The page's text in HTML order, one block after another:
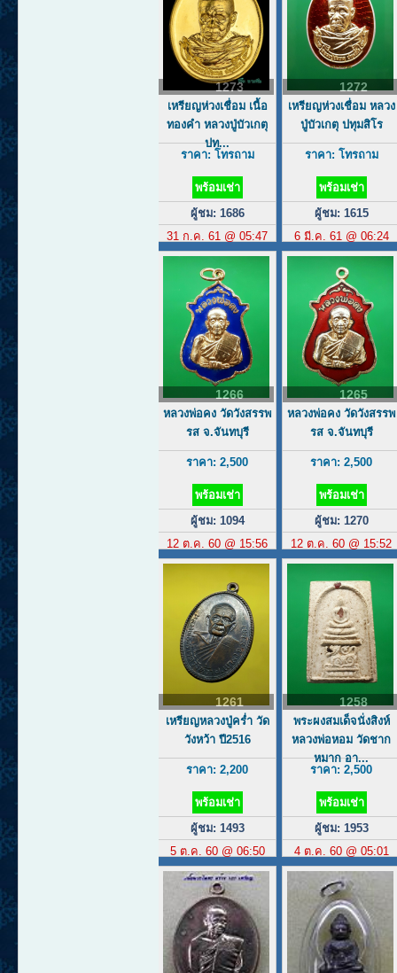
1273
เหรียญห่วงเชื่อม เนื้อ
ทองคำ หลวงปู่บัวเกตุ
ปท...
ราคา: โทรถาม
พร้อมเช่า
ผู้ชม: 1686
31 ก.ค. 61 @ 05:47
1272
เหรียญห่วงเชื่อม หลวง
ปู่บัวเกตุ ปทุมสิโร
ราคา: โทรถาม
พร้อมเช่า
ผู้ชม: 1615
6 มี.ค. 61 @ 06:24
1266
หลวงพ่อคง วัดวังสรรพ
รส จ.จันทบุรี
ราคา: 2,500
พร้อมเช่า
ผู้ชม: 1094
12 ต.ค. 60 @ 15:56
1265
หลวงพ่อคง วัดวังสรรพ
รส จ.จันทบุรี
ราคา: 2,500
พร้อมเช่า
ผู้ชม: 1270
12 ต.ค. 60 @ 15:52
1261
เหรียญหลวงปู่คร่ำ วัด
วังหว้า ปี2516
ราคา: 2,200
พร้อมเช่า
ผู้ชม: 1493
5 ต.ค. 60 @ 06:50
1258
พระผงสมเด็จนั่งสิงห์
หลวงพ่อหอม วัดชาก
หมาก อา...
ราคา: 2,500
พร้อมเช่า
ผู้ชม: 1953
4 ต.ค. 60 @ 05:01